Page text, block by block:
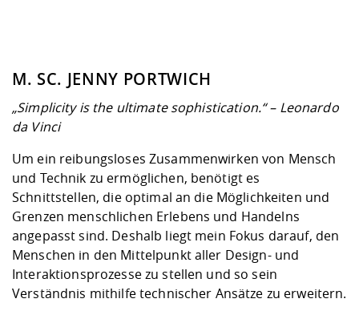
M. SC. JENNY PORTWICH
„Simplicity is the ultimate sophistication.“ – Leonardo
da Vinci
Um ein reibungsloses Zusammenwirken von Mensch
und Technik zu ermöglichen, benötigt es
Schnittstellen, die optimal an die Möglichkeiten und
Grenzen menschlichen Erlebens und Handelns
angepasst sind. Deshalb liegt mein Fokus darauf, den
Menschen in den Mittelpunkt aller Design- und
Interaktionsprozesse zu stellen und so sein
Verständnis mithilfe technischer Ansätze zu erweitern.